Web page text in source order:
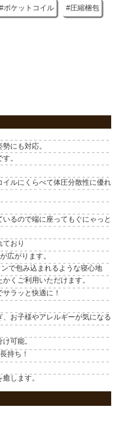
ポケットコイル 圧縮梱包
にも対応。
。
ルにくらべて体圧分散性に優れ
るので端に座ってもぐにゃっと
おり
広がります。
で包み込まれるような寝心地
くご利用いただけます。
ラッと快適に！
お子様やアレルギーが気になる
可能。
持ち！
します。